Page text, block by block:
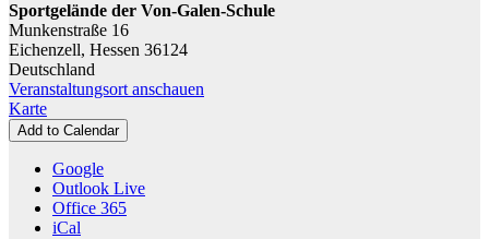
Sportgelände der Von-Galen-Schule
Munkenstraße 16
Eichenzell, Hessen 36124
Deutschland
Veranstaltungsort anschauen
KarteSportgelände
der
Von-
Galen-
Schule
Add to Calendar
Google
Outlook Live
Office 365
iCal